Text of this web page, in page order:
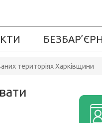
територіях Харківщини